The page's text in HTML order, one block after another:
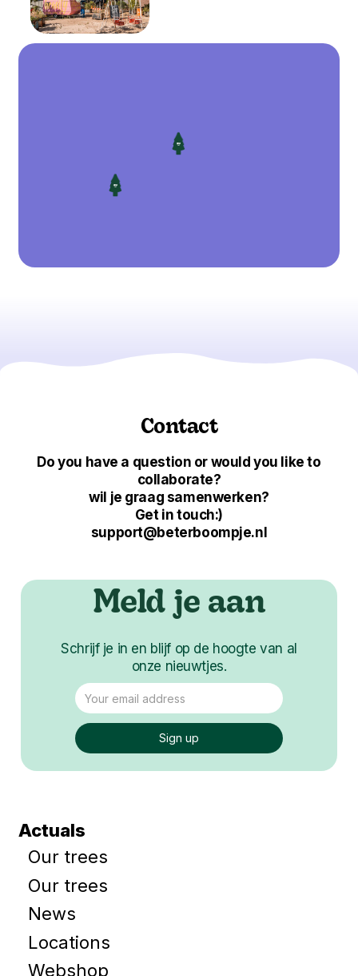
Contact
Do you have a question or would you like to
collaborate?
wil je graag samenwerken?
Get in touch:)
support@beterboompje.nl
Meld je aan
Schrijf je in en blijf op de hoogte van al
onze nieuwtjes.
Actuals
Our trees
Our trees
News
Locations
Webshop